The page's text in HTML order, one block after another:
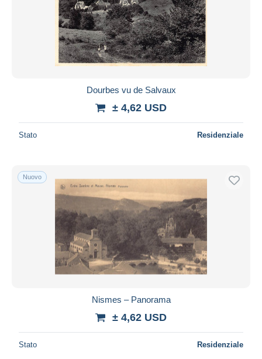
Dourbes vu de Salvaux
± 4,62 USD
Stato Residenziale
Nuovo
Nismes – Panorama
± 4,62 USD
Stato Residenziale